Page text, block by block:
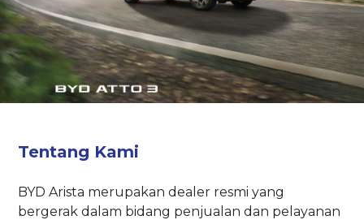
Tentang Kami
BYD Arista merupakan dealer resmi yang
bergerak dalam bidang penjualan dan pelayanan